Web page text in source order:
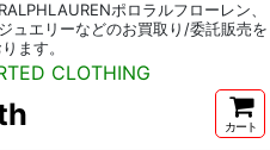
ポロラルフローレン、
ュエリーなどのお買取り/委託販売を
ます。
CLOTHING
カート